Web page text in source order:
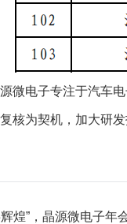
微电子专注于汽车
核为契机，加大研
辉煌”，晶源微电子年